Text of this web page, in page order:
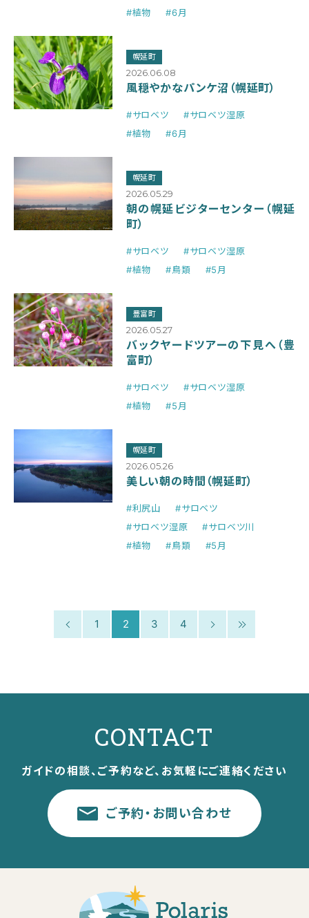
#植物
#6月
幌延町
2026.06.08
風穏やかなパンケ沼（幌延町）
#サロベツ
#サロベツ湿原
#植物
#6月
幌延町
2026.05.29
朝の幌延ビジターセンター（幌延
町）
#サロベツ
#サロベツ湿原
#植物
#鳥類 #5月
豊富町
2026.05.27
バックヤードツアーの下見へ（豊
富町）
#サロベツ
#サロベツ湿原
#植物
#5月
幌延町
2026.05.26
美しい朝の時間（幌延町）
#利尻山
#サロベツ
#サロベツ湿原
#サロベツ川
#植物
#鳥類 #5月
1 2 3 4
CONTACT
ガイドの相談、ご予約など、お気軽にご連絡ください
ご予約・お問い合わせ